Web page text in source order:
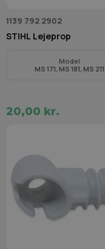
1139 792 2902
STIHL Lejeprop
Model
MS 171, MS 181, MS 211
20,00 kr.